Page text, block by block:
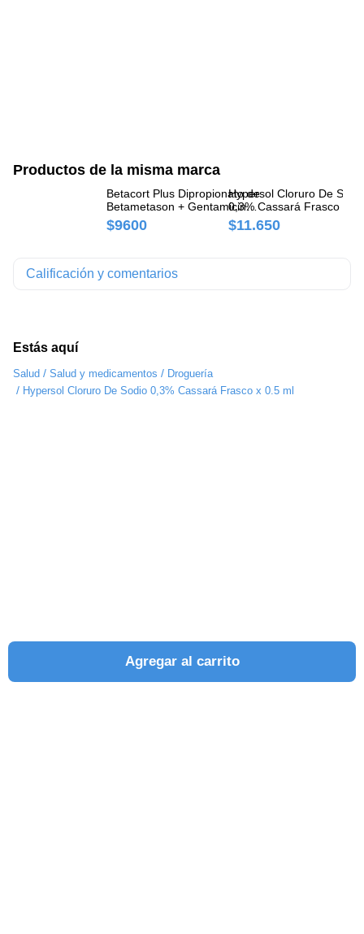
Estás aquí
Salud / Salud y medicamentos / Droguería
/ Hypersol Cloruro De Sodio 0,3% Cassará Frasco x 0.5 ml
Productos de la misma marca
Betacort Plus Dipropionato de
Betametason + Gentamicina
+ Miconazol Nitrato
0.1g/100g/0.1/100ml/2g/100g
$9600
Hypersol Cloruro De
0,3% Cassará Frasco x
$11.650
Agregar al carrito
Calificación y comentarios